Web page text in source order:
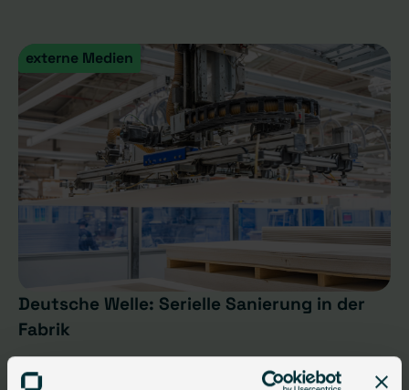
externe Medien
Deutsche Welle: Serielle Sanierung in der
Fabrik